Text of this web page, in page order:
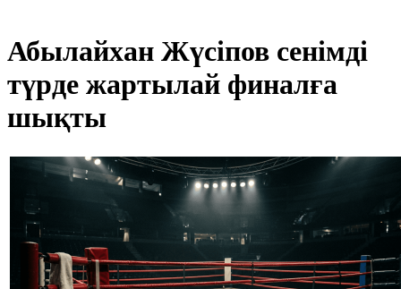
Абылайхан Жүсіпов сенімді
түрде жартылай финалға
шықты